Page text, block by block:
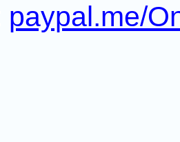
paypal.me/